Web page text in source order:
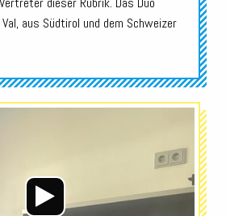
aus Südtirol und dem Schweizer
Audio-
Player